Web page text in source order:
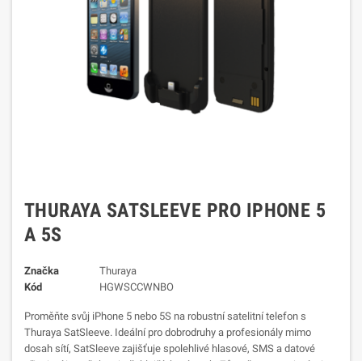
THURAYA SATSLEEVE PRO IPHONE 5
A 5S
Značka
Thuraya
Kód
HGWSCCWNBO
Proměňte svůj iPhone 5 nebo 5S na robustní satelitní telefon s
Thuraya SatSleeve. Ideální pro dobrodruhy a profesionály mimo
dosah sítí, SatSleeve zajišťuje spolehlivé hlasové, SMS a datové